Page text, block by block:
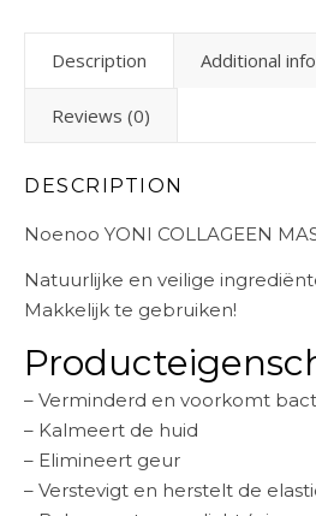
Description Additional
Reviews (0)
DESCRIPTION
Noenoo YONI COLLAGEEN
Natuurlijke en veilige
Makkelijk te gebruiken!
– Verminderd en voorkomt
– Kalmeert de huid
– Elimineert geur
– Verstevigt en herstelt de